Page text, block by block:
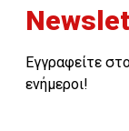
Εγγραφείτε
ενήμεροι!